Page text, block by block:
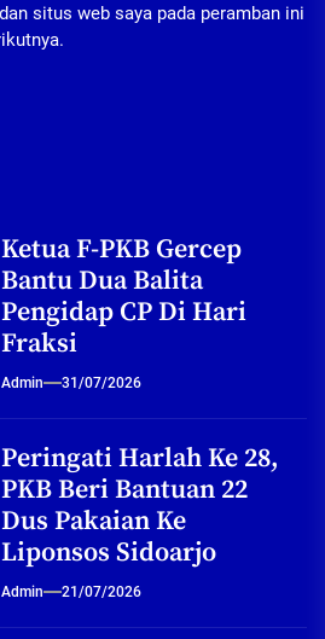
situs web saya pada peramban ini
Ketua F-PKB Gercep
Bantu Dua Balita
Pengidap CP Di Hari
Fraksi
Admin 31/07/2026
Peringati Harlah Ke 28,
PKB Beri Bantuan 22
Dus Pakaian Ke
Liponsos Sidoarjo
Admin 21/07/2026